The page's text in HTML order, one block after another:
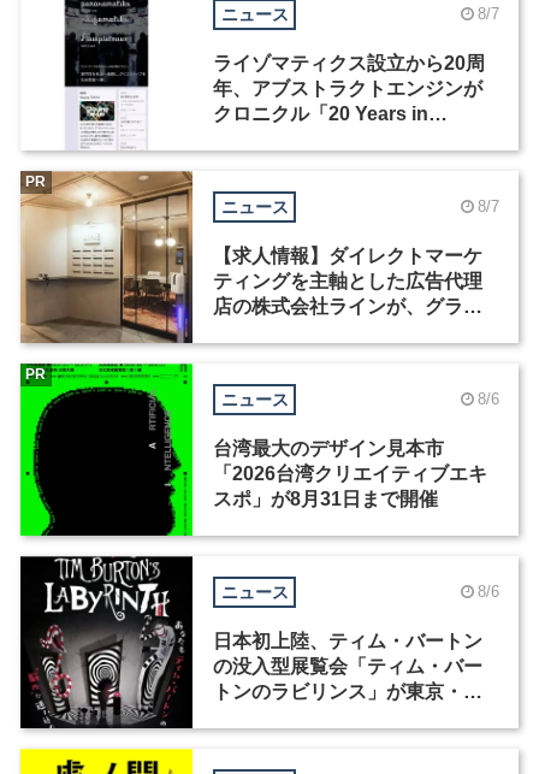
ニュース 8/7
ライゾマティクス設立から20周
年、アブストラクトエンジンが
クロニクル「20 Years in
ニュース 8/7
【求人情報】ダイレクトマーケ
ティングを主軸とした広告代理
店の株式会社ラインが、グラフ
PR
ニュース 8/6
台湾最大のデザイン見本市
「2026台湾クリエイティブエキ
スポ」が8月31日まで開催
PR
ニュース 8/6
日本初上陸、ティム・バートン
の没入型展覧会「ティム・バー
トンのラビリンス」が東京・豊